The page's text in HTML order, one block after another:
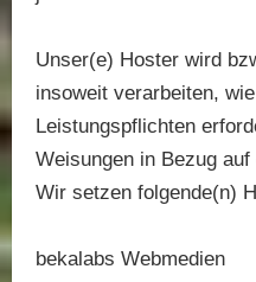
Unser(e) Hoster wird
insoweit verarbeiten,
Leistungspflichten
Weisungen in Bezug
Wir setzen folgende(n)
bekalabs Webmedien